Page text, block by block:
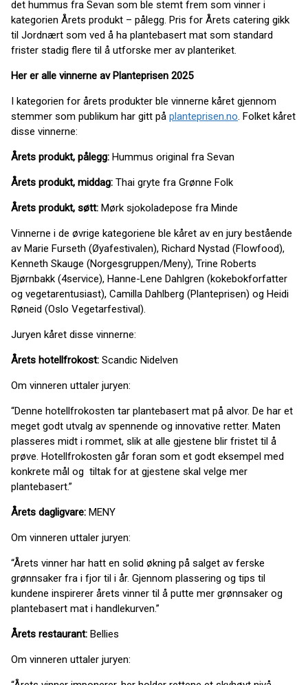
det hummus fra Sevan som ble stemt frem som vinner i
kategorien Årets produkt – pålegg. Pris for Årets catering gikk
til Jordnært som ved å ha plantebasert mat som standard
frister stadig flere til å utforske mer av planteriket.
Her er alle vinnerne av Planteprisen 2025
I kategorien for årets produkter ble vinnerne kåret gjennom
stemmer som publikum har gitt på planteprisen.no. Folket kåret
disse vinnerne:
Årets produkt, pålegg: Hummus original fra Sevan
Årets produkt, middag: Thai gryte fra Grønne Folk
Årets produkt, søtt: Mørk sjokoladepose fra Minde
Vinnerne i de øvrige kategoriene ble kåret av en jury bestående
av Marie Furseth (Øyafestivalen), Richard Nystad (Flowfood),
Kenneth Skauge (Norgesgruppen/Meny), Trine Roberts
Bjørnbakk (4service), Hanne-Lene Dahlgren (kokebokforfatter
og vegetarentusiast), Camilla Dahlberg (Planteprisen) og Heidi
Røneid (Oslo Vegetarfestival).
Juryen kåret disse vinnerne:
Årets hotellfrokost: Scandic Nidelven
Om vinneren uttaler juryen:
“Denne hotellfrokosten tar plantebasert mat på alvor. De har et
meget godt utvalg av spennende og innovative retter. Maten
plasseres midt i rommet, slik at alle gjestene blir fristet til å
prøve. Hotellfrokosten går foran som et godt eksempel med
konkrete mål og tiltak for at gjestene skal velge mer
plantebasert.”
Årets dagligvare: MENY
Om vinneren uttaler juryen:
“Årets vinner har hatt en solid økning på salget av ferske
grønnsaker fra i fjor til i år. Gjennom plassering og tips til
kundene inspirerer årets vinner til å putte mer grønnsaker og
plantebasert mat i handlekurven.”
Årets restaurant: Bellies
Om vinneren uttaler juryen: